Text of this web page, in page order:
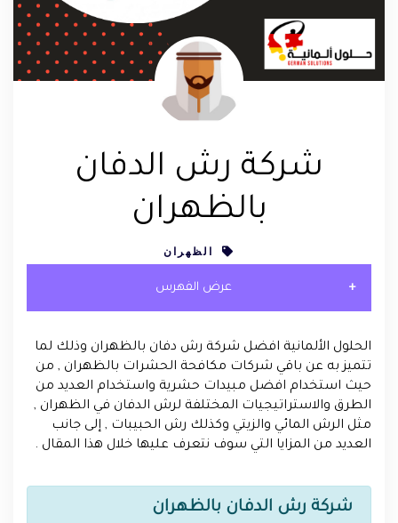
شركة رش الدفان
بالظهران
الظهران
عرض الفهرس
الحلول الألمانية افضل شركة رش دفان بالظهران وذلك لما
تتميز به عن باقي شركات مكافحة الحشرات بالظهران , من
حيث استخدام افضل مبيدات حشرية واستخدام العديد من
الطرق والاستراتيجيات المختلفة لرش الدفان في الظهران ,
مثل الرش المائي والزيتي وكذلك رش الحبيبات , إلى جانب
العديد من المزايا التي سوف نتعرف عليها خلال هذا المقال .
شركة رش الدفان بالظهران